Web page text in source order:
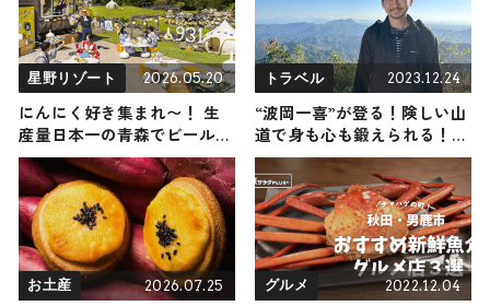
星野リゾート 2026.05.20
にんにく好き集まれ〜！ 生
産量日本一の青森でビール片
手に臭さを楽しみ尽くす『に
んにくビアガーデン931』が
今年も開催 / 青森屋 by 星野
リゾート
トラベル 2023.12.24
“波岡一喜”が登る！険しい山
道で身も心も鍛えられる！天
空の絶景が魅力の低山 in 大
分（登山で頂きメシ！コラボ
企画）
お土産 2026.07.25 グルメ 2022.12.04